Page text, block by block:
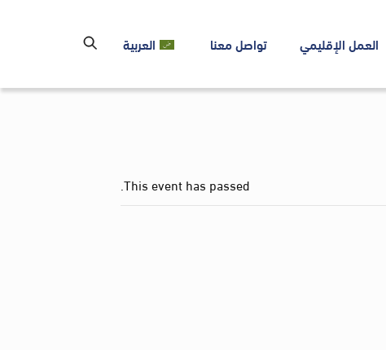
العمل الإقليمي تواصل معنا العربية
This event has passed.